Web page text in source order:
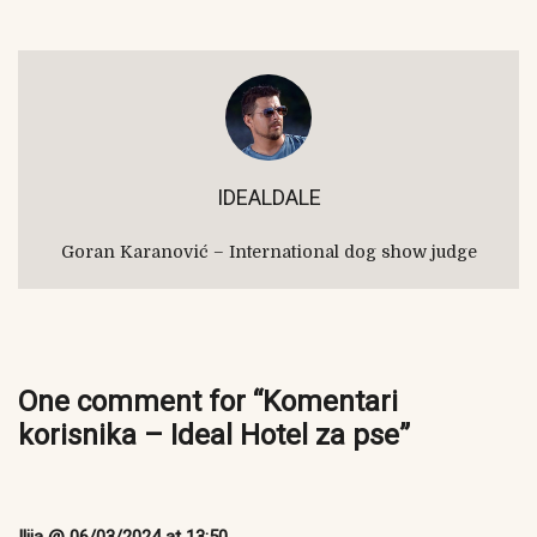
IDEALDALE
Goran Karanović – International dog show judge
One comment for “Komentari
korisnika – Ideal Hotel za pse”